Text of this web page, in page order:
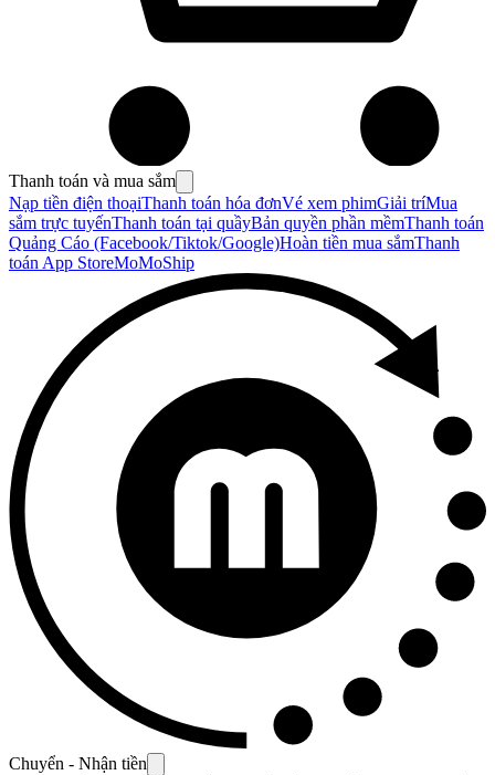
Thanh toán và mua sắm
Nạp tiền điện thoạiThanh toán hóa đơnVé xem phimGiải tríMua
sắm trực tuyếnThanh toán tại quầyBản quyền phần mềmThanh toán
Quảng Cáo (Facebook/Tiktok/Google)Hoàn tiền mua sắmThanh
toán App StoreMoMoShip
Chuyển - Nhận tiền